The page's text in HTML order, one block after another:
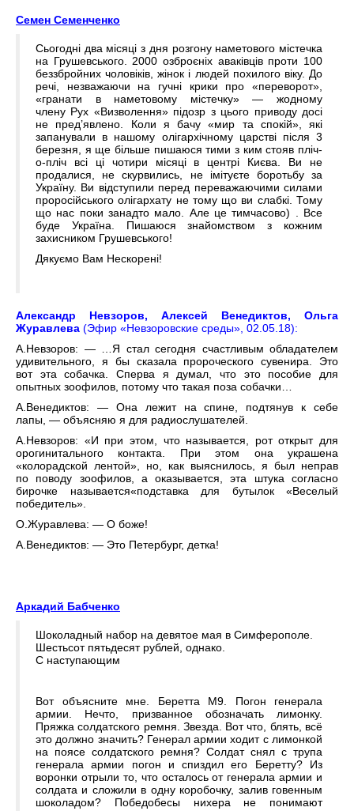
Семен Семенченко
Сьогодні два місяці з дня розгону наметового містечка
на Грушевського. 2000 озброєніх аваківців проти 100
беззбройних чоловіків, жінок і людей похилого віку. До
речі, незважаючи на гучні крики про «переворот»,
«гранати в наметовому містечку» — жодному
члену Рух «Визволення» підозр з цього приводу досі
не пред’явлено. Коли я бачу «мир та спокій», які
запанували в нашому олігархічному царстві після 3
березня, я ще більше пишаюся тими з ким стояв пліч-
о-пліч всі ці чотири місяці в центрі Києва. Ви не
продалися, не скурвились, не імітуєте боротьбу за
Україну. Ви відступили перед переважаючими силами
проросійського олігархату не тому що ви слабкі. Тому
що нас поки занадто мало. Але це тимчасово) . Все
буде Україна. Пишаюся знайомством з кожним
захисником Грушевського!
Дякуємо Вам Нескорені!
Александр Невзоров, Алексей Венедиктов, Ольга
Журавлева (Эфир «Невзоровские среды», 02.05.18):
А.Невзоров: — …Я стал сегодня счастливым обладателем
удивительного, я бы сказала пророческого сувенира. Это
вот эта собачка. Сперва я думал, что это пособие для
опытных зоофилов, потому что такая поза собачки…
А.Венедиктов: — Она лежит на спине, подтянув к себе
лапы, — объясняю я для радиослушателей.
А.Невзоров: «И при этом, что называется, рот открыт для
орогинитального контакта. При этом она украшена
«колорадской лентой», но, как выяснилось, я был неправ
по поводу зоофилов, а оказывается, эта штука согласно
бирочке называется«подставка для бутылок «Веселый
победитель».
О.Журавлева: — О боже!
А.Венедиктов: — Это Петербург, детка!
Аркадий Бабченко
Шоколадный набор на девятое мая в Симферополе.
Шестьсот пятьдесят рублей, однако.
С наступающим
Вот объясните мне. Беретта М9. Погон генерала
армии. Нечто, призванное обозначать лимонку.
Пряжка солдатского ремня. Звезда. Вот что, блять, всё
это должно значить? Генерал армии ходит с лимонкой
на поясе солдатского ремня? Солдат снял с трупа
генерала армии погон и спиздил его Беретту? Из
воронки отрыли то, что осталось от генерала армии и
солдата и сложили в одну коробочку, залив говенным
шоколадом? Победобесы нихера не понимают